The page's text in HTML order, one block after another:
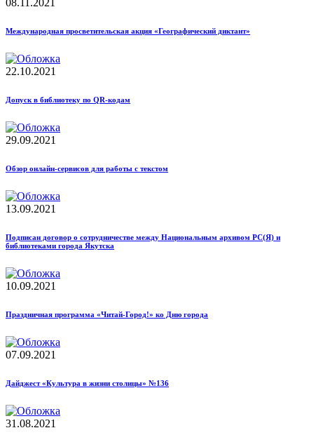
08.11.2021
Международная просветительская акция «Географический диктант»
22.10.2021
Допуск в библиотеку по QR-кодам
29.09.2021
Обзор онлайн-сервисов для работы с текстом
13.09.2021
Подписан договор о сотрудничестве между Национальным архивом РС(Я) и
библиотеками города Якутска
10.09.2021
Праздничная программа «Читай-Город!» ко Дню города
07.09.2021
Дайджест «Культура в жизни столицы» №136
31.08.2021